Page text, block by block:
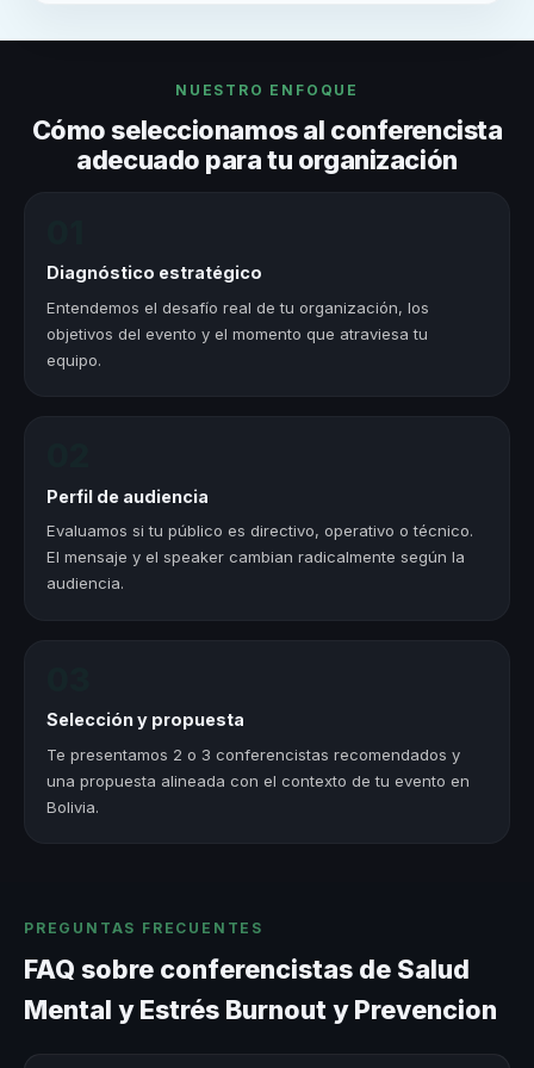
NUESTRO ENFOQUE
Cómo seleccionamos al conferencista
adecuado para tu organización
Diagnóstico estratégico
Entendemos el desafío real de tu organización, los
objetivos del evento y el momento que atraviesa tu
equipo.
Perfil de audiencia
Evaluamos si tu público es directivo, operativo o técnico.
El mensaje y el speaker cambian radicalmente según la
audiencia.
Selección y propuesta
Te presentamos 2 o 3 conferencistas recomendados y
una propuesta alineada con el contexto de tu evento en
Bolivia.
PREGUNTAS FRECUENTES
FAQ sobre conferencistas de Salud
Mental y Estrés Burnout y Prevencion